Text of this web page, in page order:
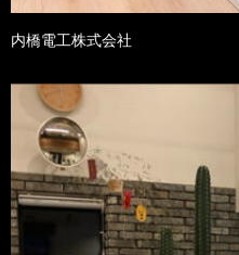
内橋電工株式会社